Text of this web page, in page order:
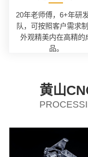
20年老师傅，6+年研
队，可按照客户需求
外观精美内在高精的
品。
黄山